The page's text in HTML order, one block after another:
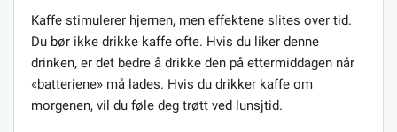
Kaffe stimulerer hjernen, men effektene slites over tid.
Du bør ikke drikke kaffe ofte. Hvis du liker denne
drinken, er det bedre å drikke den på ettermiddagen når
«batteriene» må lades. Hvis du drikker kaffe om
morgenen, vil du føle deg trøtt ved lunsjtid.